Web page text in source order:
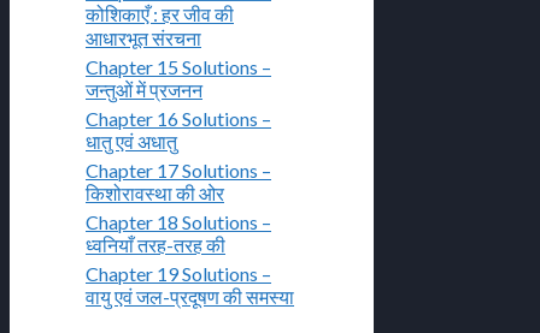
कोशिकाएँ : हर जीव की
आधारभूत संरचना
Chapter 15 Solutions –
जन्तुओं में प्रजनन
Chapter 16 Solutions –
धातु एवं अधातु
Chapter 17 Solutions –
किशोरावस्था की ओर
Chapter 18 Solutions –
ध्वनियाँ तरह-तरह की
Chapter 19 Solutions –
वायु एवं जल-प्रदूषण की समस्या